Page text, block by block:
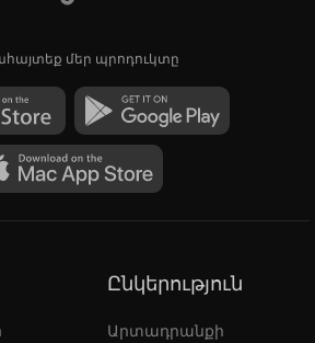
մեր պրոդուկտը
Ընկերություն
Արտադրանքի